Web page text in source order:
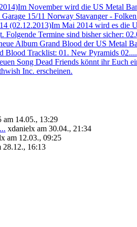
Im November wird die US Metal
15/11 Norway Stavanger -
(02.12.2013)Im Mai 2014 wird es die
Termine sind bisher sicher:
Album Grand Blood der US Metal
Blood Tracklist: 01. New Pyramids 02....
Song Dead Friends könnt ihr Euch
Inc. erscheinen.
am 14.05., 13:29
xdanielx am 30.04., 21:34
am 12.03., 09:25
28.12., 16:13